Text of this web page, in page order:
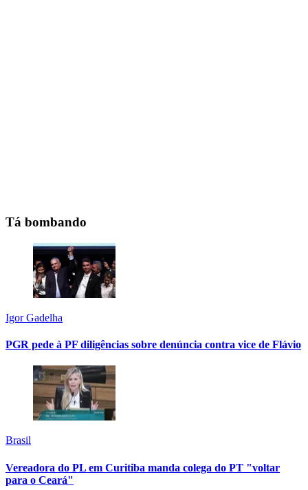
Tá bombando
Igor Gadelha
PGR pede à PF diligências sobre denúncia contra vice de Flávio
Brasil
Vereadora do PL em Curitiba manda colega do PT "voltar
para o Ceará"